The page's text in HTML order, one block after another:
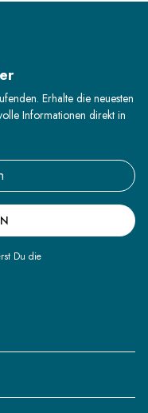
Erhalte die neuesten
Informationen direkt in
Du die